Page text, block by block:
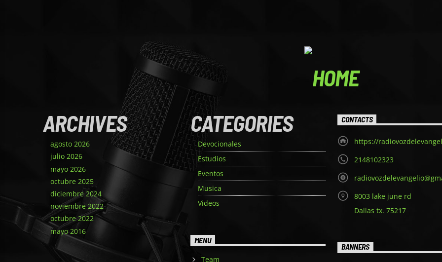
ARCHIVES
agosto 2026
julio 2026
mayo 2026
octubre 2025
diciembre 2024
noviembre 2022
octubre 2022
mayo 2016
CATEGORIES
Devocionales
Estudios
Eventos
Musica
Videos
CONTACTS
https://
2148102323
8003 lake june rd
Dallas tx. 75217
MENU
Team
BANNERS